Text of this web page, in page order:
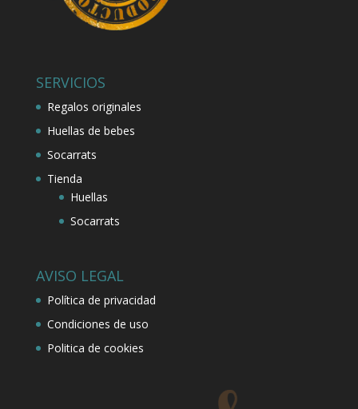
SERVICIOS
Regalos originales
Huellas de bebes
Socarrats
Tienda
Huellas
Socarrats
AVISO LEGAL
Política de privacidad
Condiciones de uso
Politica de cookies